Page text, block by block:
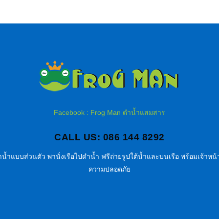
Facebook : Frog Man ดำน้ำแสมสาร
CALL US: 086 144 8292
ำแบบส่วนตัว พานั่งเรือไปดำน้ำ ฟรีถ่ายรูปใต้น้ำและบนเรือ พร้อมเจ้าห
ความปลอดภัย